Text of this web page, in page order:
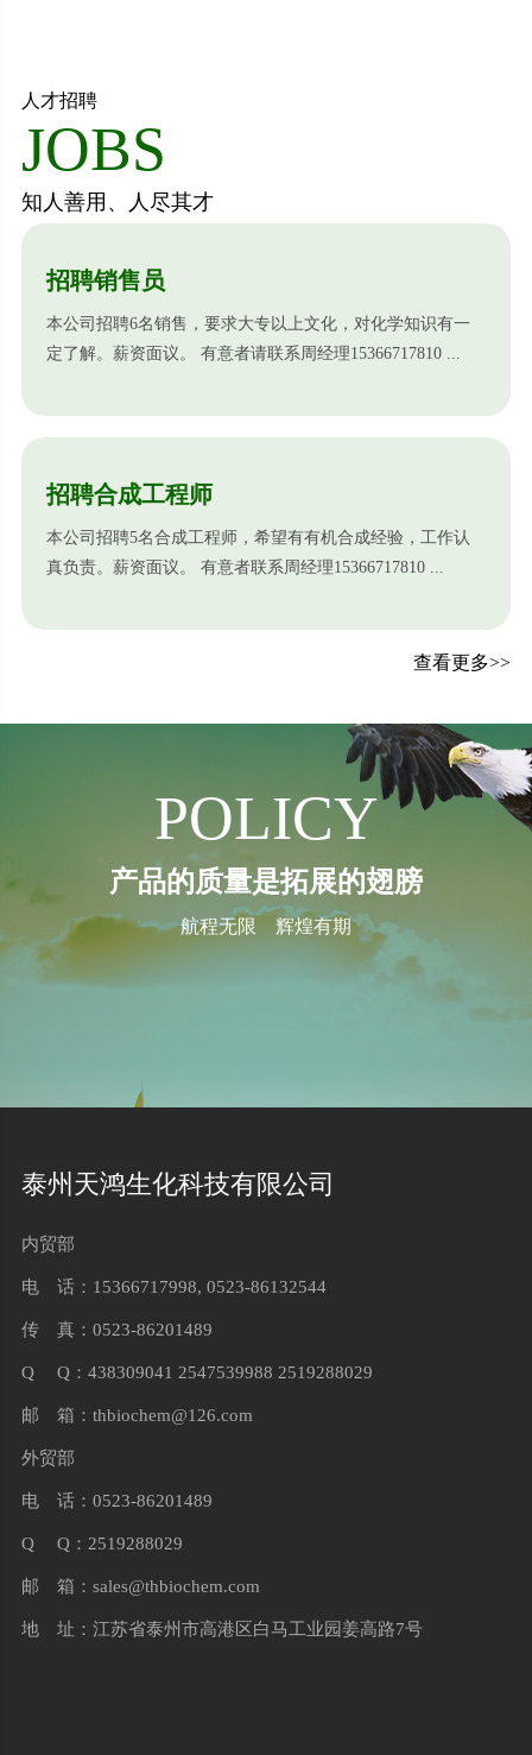
人才招聘
JOBS
知人善用、人尽其才
招聘销售员
本公司招聘6名销售，要求大专以上文化，对化学知识有一
定了解。薪资面议。 有意者请联系周经理15366717810 ...
招聘合成工程师
本公司招聘5名合成工程师，希望有有机合成经验，工作认
真负责。薪资面议。 有意者联系周经理15366717810 ...
查看更多>>
POLICY
产品的质量是拓展的翅膀
航程无限 辉煌有期
泰州天鸿生化科技有限公司
内贸部
电 话：15366717998, 0523-86132544
传 真：0523-86201489
Q Q：438309041 2547539988 2519288029
邮 箱： thbiochem@126.com
外贸部
电 话：0523-86201489
Q Q：2519288029
邮 箱： sales@thbiochem.com
地 址：江苏省泰州市高港区白马工业园姜高路7号